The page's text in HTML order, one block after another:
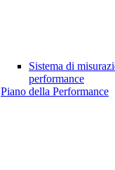
Sistema di
performance
Piano della Performance